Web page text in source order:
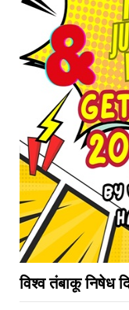
विश्व तंबाकू निषेध